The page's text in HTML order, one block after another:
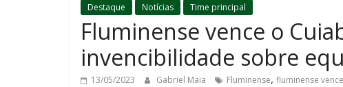
Destaque Notícias Time principal
Fluminense vence o
invencibilidade sobre
13/05/2023 Gabriel Maia Fluminense, fluminense